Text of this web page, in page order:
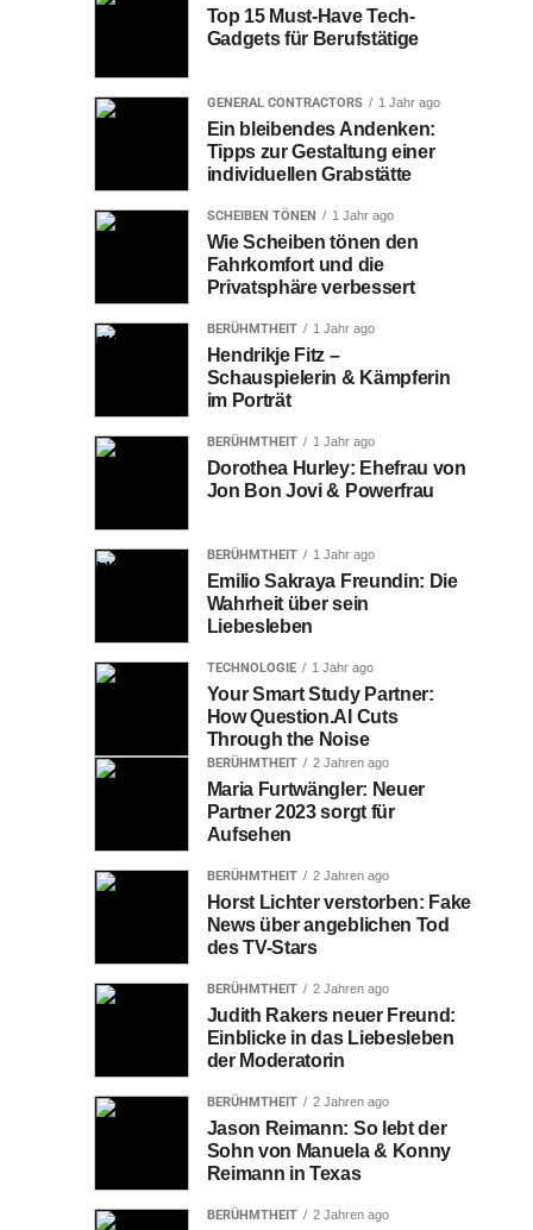
Top 15 Must-Have Tech-
Gadgets für Berufstätige
GENERAL CONTRACTORS 1 Jahr ago
Ein bleibendes Andenken:
Tipps zur Gestaltung einer
individuellen Grabstätte
SCHEIBEN TÖNEN 1 Jahr ago
Wie Scheiben tönen den
Fahrkomfort und die
Privatsphäre verbessert
BERÜHMTHEIT 1 Jahr ago
Hendrikje Fitz –
Schauspielerin & Kämpferin
im Porträt
BERÜHMTHEIT 1 Jahr ago
Dorothea Hurley: Ehefrau von
Jon Bon Jovi & Powerfrau
BERÜHMTHEIT 1 Jahr ago
Emilio Sakraya Freundin: Die
Wahrheit über sein
Liebesleben
TECHNOLOGIE 1 Jahr ago
Your Smart Study Partner:
How Question.AI Cuts
Through the Noise
BERÜHMTHEIT 2 Jahren ago
Maria Furtwängler: Neuer
Partner 2023 sorgt für
Aufsehen
BERÜHMTHEIT 2 Jahren ago
Horst Lichter verstorben: Fake
News über angeblichen Tod
des TV-Stars
BERÜHMTHEIT 2 Jahren ago
Judith Rakers neuer Freund:
Einblicke in das Liebesleben
der Moderatorin
BERÜHMTHEIT 2 Jahren ago
Jason Reimann: So lebt der
Sohn von Manuela & Konny
Reimann in Texas
BERÜHMTHEIT 2 Jahren ago